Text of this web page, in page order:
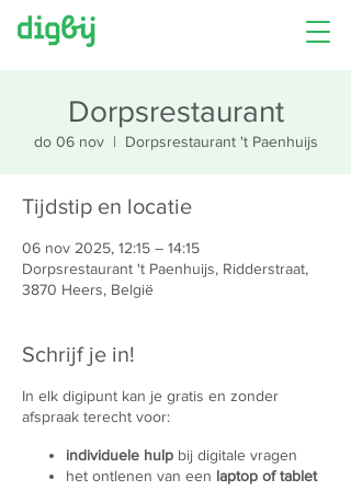
Dorpsrestaurant
do 06 nov
  |
Dorpsrestaurant 't Paenhuijs
Tijdstip en locatie
06 nov 2025, 12:15 – 14:15
Dorpsrestaurant 't Paenhuijs, Ridderstraat,
3870 Heers, België
Schrijf je in!
In elk digipunt kan je gratis en zonder
afspraak terecht voor:
individuele hulp bij digitale vragen
het ontlenen van een laptop of tablet